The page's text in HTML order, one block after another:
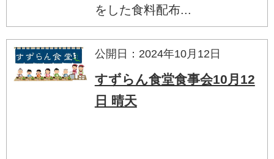
をした食料配布...
公開日：2024年10月12日
すずらん食堂食事会10月12
日 晴天